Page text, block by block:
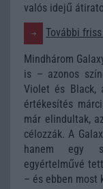
valós idejű
További
Mindhárom
is – azonos
Violet és Black,
értékesítés
már elindultak,
célozzák. A
hanem egy
egyértelművé
– és ebben most